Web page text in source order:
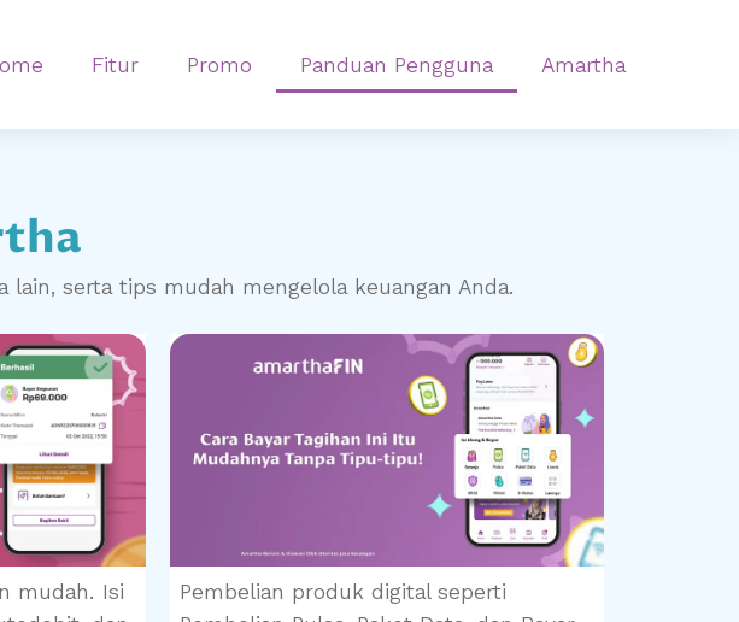
Fitur Promo Panduan Pengguna Amartha
lain, serta tips mudah mengelola keuangan Anda.
mudah. Isi
Pembelian produk digital seperti